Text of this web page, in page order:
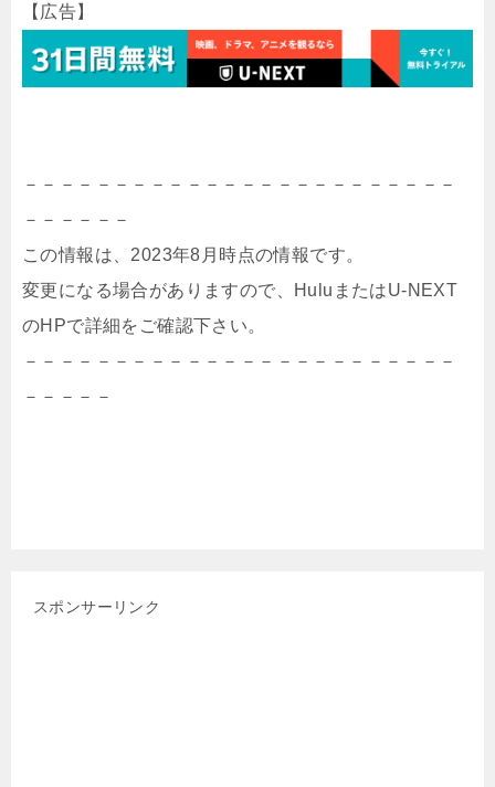
【広告】
－－－－－－－－－－－－－－－－－－－－－－－－
－－－－－－
この情報は、2023年8月時点の情報です。
変更になる場合がありますので、HuluまたはU-NEXT
のHPで詳細をご確認下さい。
－－－－－－－－－－－－－－－－－－－－－－－－
－－－－－
スポンサーリンク